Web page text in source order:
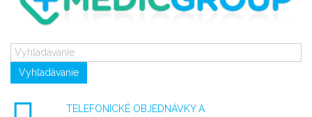
Vyhľadávanie
TELEFONICKÉ OBJEDNÁVKY A